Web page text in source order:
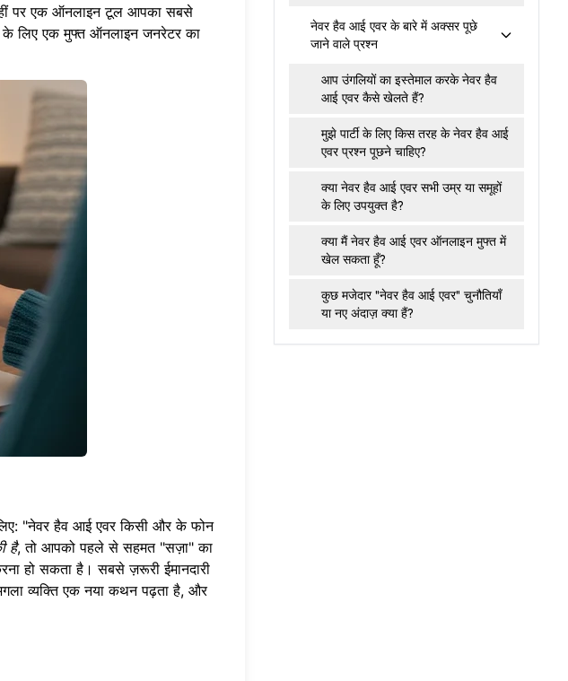
पर एक ऑनलाइन टूल आपका सबसे
के लिए एकमुफ्त ऑनलाइन जनरेटरका
"नेवर हैव आई एवर किसी और के फोन
है, तो आपको पहले से सहमत "सज़ा" का
हो सकता है। सबसे ज़रूरी ईमानदारी
व्यक्ति एक नया कथन पढ़ता है, और
नेवर हैव आई एवर के बारे में अक्सर पूछे
जाने वाले प्रश्न
आप उंगलियों का इस्तेमाल करके नेवर हैव
आई एवर कैसे खेलते हैं?
मुझे पार्टी के लिए किस तरह के नेवर हैव आई
एवर प्रश्न पूछने चाहिए?
क्या नेवर हैव आई एवर सभी उम्र या समूहों
के लिए उपयुक्त है?
क्या मैं नेवर हैव आई एवर ऑनलाइन मुफ्त में
खेल सकता हूँ?
कुछ मजेदार "नेवर हैव आई एवर" चुनौतियाँ
या नए अंदाज़ क्या हैं?